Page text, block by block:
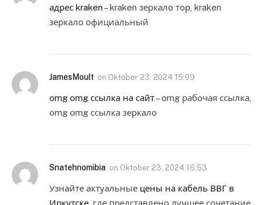
адрес kraken – kraken зеркало тор, kraken
зеркало официальный
JamesMoult on Oktober 23, 2024 15:09
omg omg ссылка на сайт– omg рабочая ссылка,
omg omg ссылка зеркало
Snatehnomibia on Oktober 23, 2024 16:53
Узнайте актуальные цены на кабель ВВГ в